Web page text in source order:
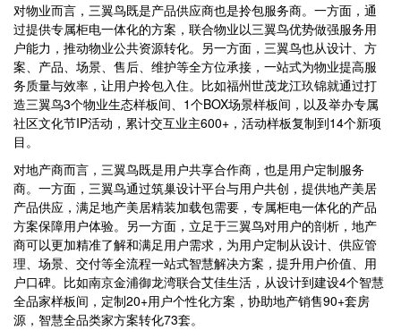
对物业而言，三翼鸟既是产品供应商也是拎包服务商。一方面，通
过提供专属柜电一体化的方案，联合物业以三翼鸟优势做强服务用
户能力，推动物业公共资源转化。另一方面，三翼鸟也从设计、方
案、产品、场景、售后、维护等全方位承接，一站式为物业提高服
务质量与效率，让用户拎包入住。比如福州世茂龙江玖锦就通过打
造三翼鸟3个物业生态样板间、1个BOX场景样板间，以及举办专属
社区文化节IP活动，累计交互业主600+，活动样板复制到14个新项
目。
对地产商而言，三翼鸟既是用户共享合作商，也是用户定制服务
商。一方面，三翼鸟通过筑巢设计平台与用户共创，提供地产美居
产品供应，满足地产美居精装加载包需要，专属柜电一体化的产品
方案保障用户体验。另一方面，立足于三翼鸟对用户的剖析，地产
商可以更加精准了解和满足用户需求，为用户定制从设计、供应管
理、场景、交付等全流程一站式智慧解决方案，提升用户价值、用
户口碑。比如南京金浦御龙湾联合艾佳生活，从设计到建设4个智慧
全品家样板间，定制20+用户个性化方案，协助地产销售90+套房
源，智慧全品类家方案转化73套。